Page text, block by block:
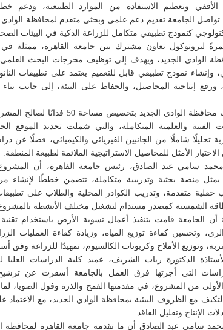
وتعظيم الاستفادة من الموارد الطبيعية، ودعم
تواصل الجامعة تقديم دعم علمي وبحثي متقدم لمحافظة الوادي
كنموذج تطبيقي متكامل للزراعة الذكية في البيئات
لبروتوكول تعاون مشترك بين جامعة القاهرة، ممثلة في
الوادي الجديد، ويهدف إلى توظيف مخرجات البحث العلمي
وإنشاء نموذج تطبيقي قابل للتعميم يعتمد على تطبيقات
ورفع إنتاجية المحاصيل، والحفاظ على البيئة، إلى جانب بناء
وفي هذا الإطار، قامت محافظة الوادي الجديد
الفنية والعلمية المتكاملة، والتي شملت تحديد الموقع
تحليلًا شاملًا من الجانبين الفيزيائي والكيميائي، فضلًا عن
الأمثل للمحاصيل الاستراتيجية الملائمة لطبيعة المنطقة.
محمد سامي عبد الصادق، رئيس جامعة القاهرة، أن
منصة بحثية وتدريبية متكاملة، تتضمن خططًا لإنشاء
حقلية متقدمة، وتدريب الكوادر المحلية والطلاب على
الشمسية كمصدر مستدام لتشغيل مختلف الأنشطة
الجامعة قامت بتنفيذ أعمال تسوية الأرض باستخدام
وتحسين كفاءة توزيع المياه، وزيادة كفاءة العمليات
وتوزيع الأملاح وكربونات الكالسيوم، تمهيدًا للزراعة وفق
الدكتورة رباب الشريف، عميد كلية الدراسات العليا
التي أجرتها فرق العمل بالجامعة أسفرت عن
الأولى من المشروع، في مقدمتها القمح والذرة وفول الصويا،
مع الظروف البيئية بمحافظة الوادي الجديد، مع
الإنتاج وتقليل الفاقد.
محمد سامي عبد الصادق أن ما تقدمه جامعة القاهرة لمحافظة